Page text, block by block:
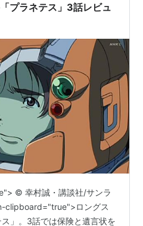
プラネテス」3話レビュ
© 幸村誠・講談社/サンラ
clipboard="true">ロングス
」。3話では保険と遺言状を